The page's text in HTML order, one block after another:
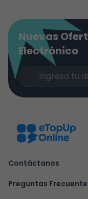
Nuevas
Electrónico
Contáctanos
Preguntas